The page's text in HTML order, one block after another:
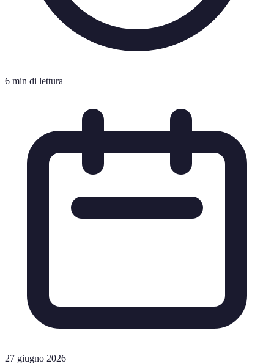
6 min di lettura
27 giugno 2026